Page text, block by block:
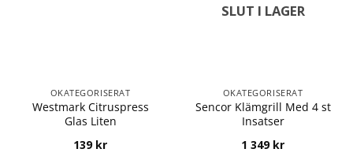
OKATEGORISERAT
Westmark Citruspress
Glas Liten
139 kr
SLUT I LAGER
OKATEGORISERAT
Sencor Klämgrill Med 4 st
Insatser
1 349 kr